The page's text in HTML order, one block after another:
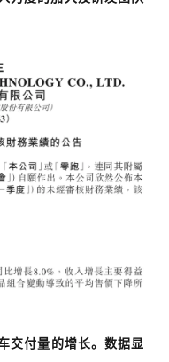
交付量的增长。数据显